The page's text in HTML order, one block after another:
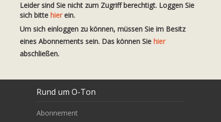
Leider sind Sie nicht zum Zugriff berechtigt. Loggen Sie
sich bitte hierein.
Um sich einloggen zu können, müssen Sie im Besitz
eines Abonnements sein. Das können Sie hier
abschließen.
Rund um O-Ton
Abonnement